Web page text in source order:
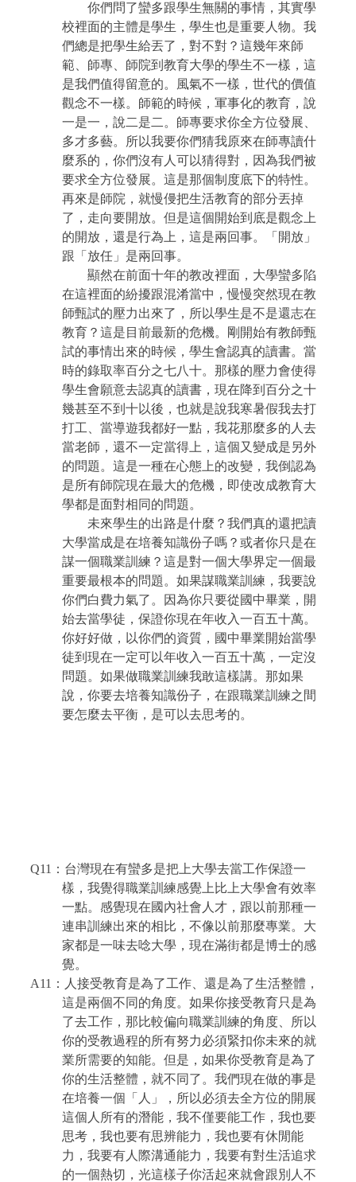
你們問了蠻多跟學生無關的事情，其實學
校裡面的主體是學生，學生也是重要人物。我
們總是把學生給丟了，對不對？這幾年來師
範、師專、師院到教育大學的學生不一樣，這
是我們值得留意的。風氣不一樣，世代的價值
觀念不一樣。師範的時候，軍事化的教育，說
一是一，說二是二。師專要求你全方位發展、
多才多藝。所以我要你們猜我原來在師專讀什
麼系的，你們沒有人可以猜得對，因為我們被
要求全方位發展。這是那個制度底下的特性。
再來是師院，就慢僈把生活教育的部分丟掉
了，走向要開放。但是這個開始到底是觀念上
的開放，還是行為上，這是兩回事。「開放」
跟「放任」是兩回事。
顯然在前面十年的教改裡面，大學蠻多陷
在這裡面的紛擾跟混淆當中，慢慢突然現在教
師甄試的壓力出來了，所以學生是不是還志在
教育？這是目前最新的危機。剛開始有教師甄
試的事情出來的時候，學生會認真的讀書。當
時的錄取率百分之七八十。那樣的壓力會使得
學生會願意去認真的讀書，現在降到百分之十
幾甚至不到十以後，也就是說我寒暑假我去打
打工、當導遊我都好一點，我花那麼多的人去
當老師，還不一定當得上，這個又變成是另外
的問題。這是一種在心態上的改變，我倒認為
是所有師院現在最大的危機，即使改成教育大
學都是面對相同的問題。
未來學生的出路是什麼？我們真的還把讀
大學當成是在培養知識份子嗎？或者你只是在
謀一個職業訓練？這是對一個大學界定一個最
重要最根本的問題。如果謀職業訓練，我要說
你們白費力氣了。因為你只要從國中畢業，開
始去當學徒，保證你現在年收入一百五十萬。
你好好做，以你們的資質，國中畢業開始當學
徒到現在一定可以年收入一百五十萬，一定沒
問題。如果做職業訓練我敢這樣講。那如果
說，你要去培養知識份子，在跟職業訓練之間
要怎麼去平衡，是可以去思考的。
Q11 ：台灣現在有蠻多是把上大學去當工作保證一
樣，我覺得職業訓練感覺上比上大學會有效率
一點。感覺現在國內社會人才，跟以前那種一
連串訓練出來的相比，不像以前那麼專業。大
家都是一味去唸大學，現在滿街都是博士的感
覺。
A11 ：人接受教育是為了工作、還是為了生活整體，
這是兩個不同的角度。如果你接受教育只是為
了去工作，那比較偏向職業訓練的角度、所以
你的受教過程的所有努力必須緊扣你未來的就
業所需要的知能。但是，如果你受教育是為了
你的生活整體，就不同了。我們現在做的事是
在培養一個「人」，所以必須去全方位的開展
這個人所有的潛能，我不僅要能工作，我也要
思考，我也要有思辨能力，我也要有休閒能
力，我要有人際溝通能力，我要有對生活追求
的一個熱切，光這樣子你活起來就會跟別人不